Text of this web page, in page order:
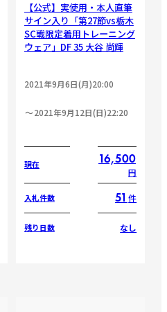
【公式】実使用・本人直筆
サイン入り「第27節vs栃木
SC戦限定着用トレーニング
ウェア」DF 35 大谷 尚輝
2021年9月6日(月)20:00
2021年9月12日(日)22:20
現在 16,500
円
入札件数 51 件
残り日数 なし